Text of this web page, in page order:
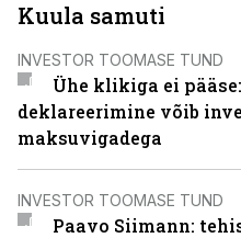
Kuula samuti
INVESTOR TOOMASE TUND
Ühe klikiga ei
deklareerimine võib
maksuvigadega
INVESTOR TOOMASE TUND
Paavo Siimann: